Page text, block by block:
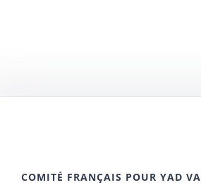
COMITÉ FRANÇAIS POUR YAD